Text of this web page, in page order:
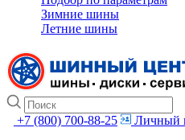
Зимние шины
Летние шины
+7 (800) 700-88-25
Личный